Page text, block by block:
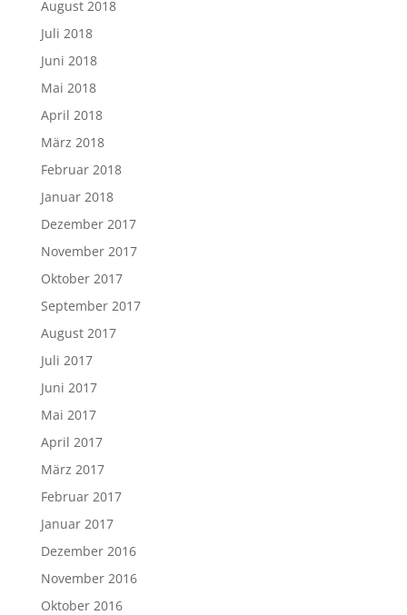
August 2018
Juli 2018
Juni 2018
Mai 2018
April 2018
März 2018
Februar 2018
Januar 2018
Dezember 2017
November 2017
Oktober 2017
September 2017
August 2017
Juli 2017
Juni 2017
Mai 2017
April 2017
März 2017
Februar 2017
Januar 2017
Dezember 2016
November 2016
Oktober 2016